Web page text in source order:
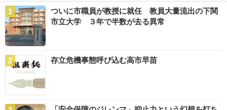
ついに市職員が教授に就任 教員大量流出の下関
市立大学 ３年で半数が去る異常
存立危機事態呼び込む高市早苗